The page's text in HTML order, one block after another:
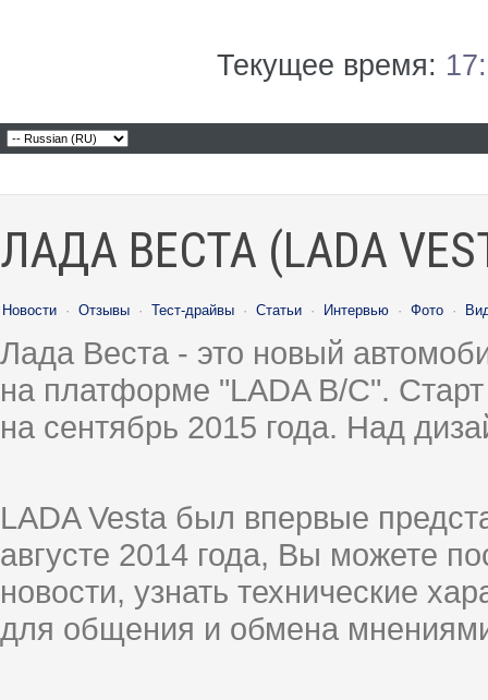
Текущее время:
ЛАДА ВЕСТА (LADA
Новости · Отзывы · Тест-драйвы · Статьи · Интервью · Фото ·
Лада Веста - это новый
на платформе "LADA B/C".
на сентябрь 2015 года. Над
LADA Vesta был впервые
августе 2014 года, Вы можете
новости, узнать технические
для общения и обмена